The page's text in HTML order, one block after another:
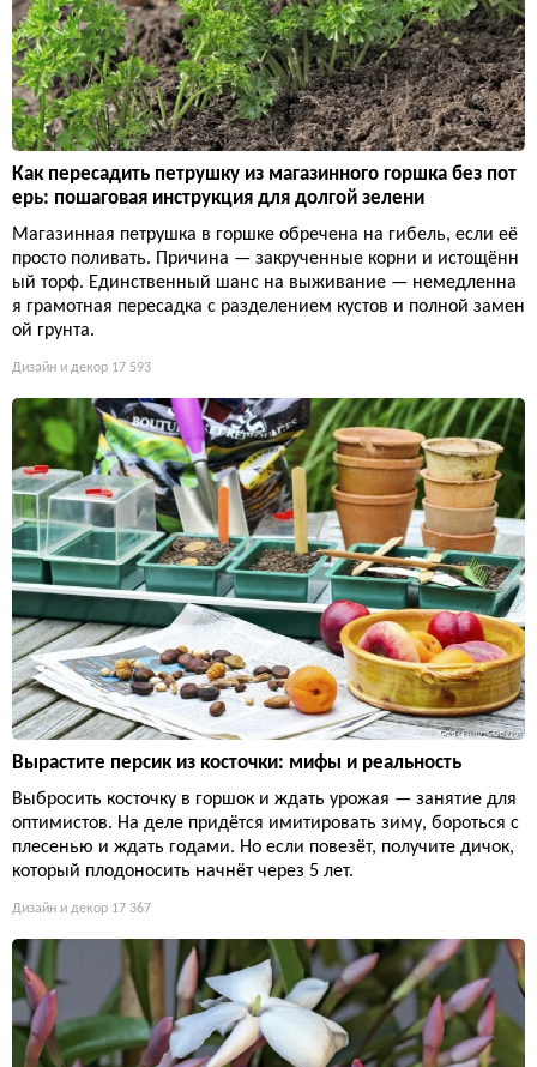
Как пересадить петрушку из магазинного горшка без пот
ерь: пошаговая инструкция для долгой зелени
Магазинная петрушка в горшке обречена на гибель, если её
просто поливать. Причина — закрученные корни и истощённ
ый торф. Единственный шанс на выживание — немедленна
я грамотная пересадка с разделением кустов и полной замен
ой грунта.
Дизайн и декор 17 593
Вырастите персик из косточки: мифы и реальность
Выбросить косточку в горшок и ждать урожая — занятие для
оптимистов. На деле придётся имитировать зиму, бороться с
плесенью и ждать годами. Но если повезёт, получите дичок,
который плодоносить начнёт через 5 лет.
Дизайн и декор 17 367